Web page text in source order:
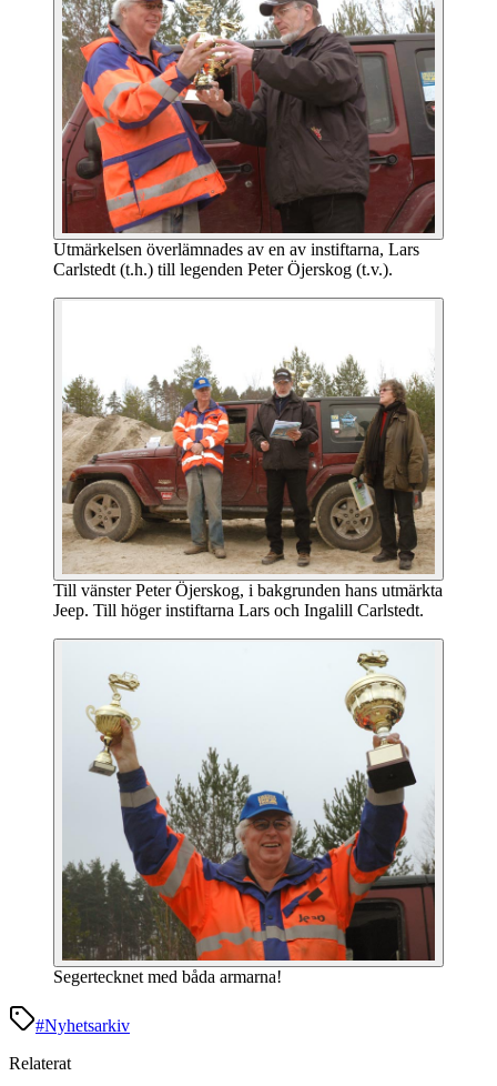
Utmärkelsen överlämnades av en av instiftarna, Lars
Carlstedt (t.h.) till legenden Peter Öjerskog (t.v.).
Till vänster Peter Öjerskog, i bakgrunden hans utmärkta
Jeep. Till höger instiftarna Lars och Ingalill Carlstedt.
Segertecknet med båda armarna!
#Nyhetsarkiv
Relaterat